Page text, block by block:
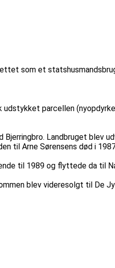
som et
udstykket parcellen
Bjerringbro. Landbruget blev
til Arne Sørensens død i
til 1989 og flyttede da til
blev videresolgt til De